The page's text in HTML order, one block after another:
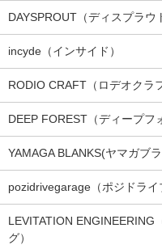
DAYSPROUT（ディスプラウ
incyde（インサイド）
RODIO CRAFT（ロデオクラ
DEEP FOREST（ディープフ
YAMAGA BLANKS(ヤマガブ
pozidrivegarage（ポジドライ
LEVITATION ENGINEERING
グ）